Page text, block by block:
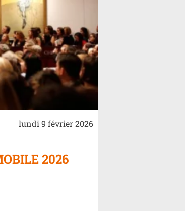
lundi 9 février 2026
2026